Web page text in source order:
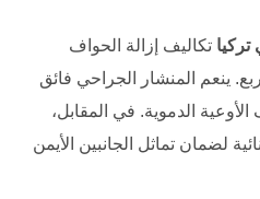
تكاليف إزالة الحواف
ينعم المنشار الجراحي فائق
الدموية. في المقابل،
لضمان تماثل الجانبين الأيمن